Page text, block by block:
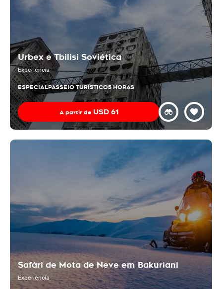
Urbex e Tbilisi Soviética
Experiência
ESPECIALPASSEIO TURÍSTICO5 HORAS
A partir de USD 61
Safári de Mota de Neve em Bakuriani
Experiência